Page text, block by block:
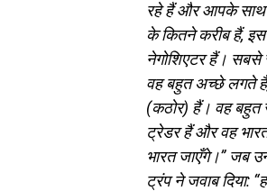
रहे हैं और आपके साथ
के कितने करीब हैं,
नेगोशिएटर हैं।
वह बहुत अच्छे लगते
(कठोर) हैं। वह
ट्रेडर हैं और वह
भारत जाएँगे।” जब
ट्रंप ने जवाब दिया: